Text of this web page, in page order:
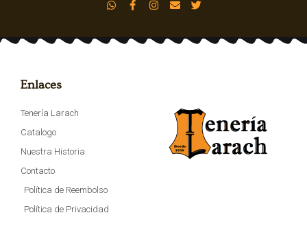
Enlaces
Tenería Larach
Catalogo
Nuestra Historia
Contacto
Política de Reembolso
Política de Privacidad